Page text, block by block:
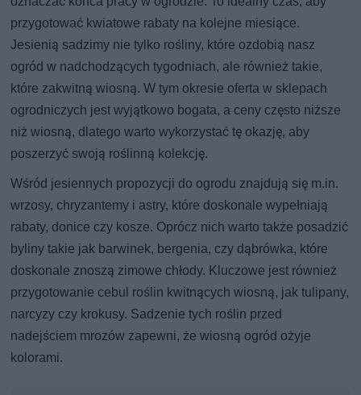
przygotować kwiatowe rabaty na kolejne miesiące.
Jesienią sadzimy nie tylko rośliny, które ozdobią nasz
ogród w nadchodzących tygodniach, ale również takie,
które zakwitną wiosną. W tym okresie oferta w sklepach
ogrodniczych jest wyjątkowo bogata, a ceny często niższe
niż wiosną, dlatego warto wykorzystać tę okazję, aby
poszerzyć swoją roślinną kolekcję.
Wśród jesiennych propozycji do ogrodu znajdują się m.in.
wrzosy, chryzantemy i astry, które doskonale wypełniają
rabaty, donice czy kosze. Oprócz nich warto także posadzić
byliny takie jak barwinek, bergenia, czy dąbrówka, które
doskonale znoszą zimowe chłody. Kluczowe jest również
przygotowanie cebul roślin kwitnących wiosną, jak tulipany,
narcyzy czy krokusy. Sadzenie tych roślin przed
nadejściem mrozów zapewni, że wiosną ogród ożyje
kolorami.